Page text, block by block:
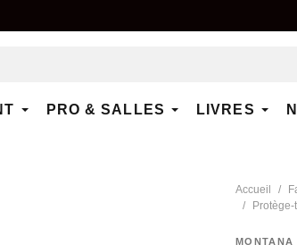
PRO & SALLES LIVRES
Accueil
MONTANA